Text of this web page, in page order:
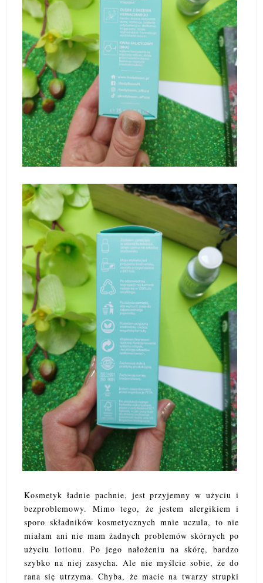
Kosmetyk ładnie pachnie, jest przyjemny w użyciu i
bezproblemowy. Mimo tego, że jestem alergikiem i
sporo składników kosmetycznych mnie uczula, to nie
miałam ani nie mam żadnych problemów skórnych po
użyciu lotionu. Po jego nałożeniu na skórę, bardzo
szybko na niej zasycha. Ale nie myślcie sobie, że do
rana się utrzyma. Chyba, że macie na twarzy strupki